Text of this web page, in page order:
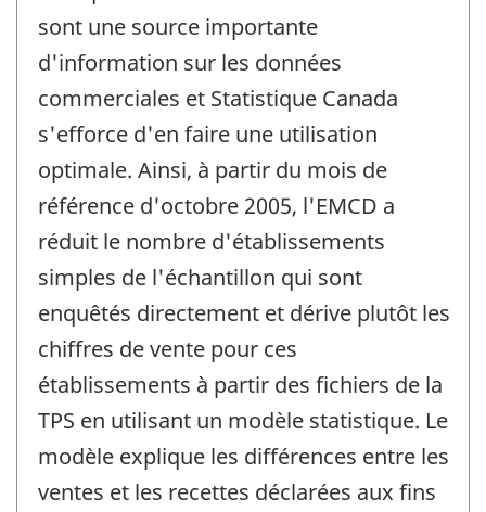
sont une source importante
d'information sur les données
commerciales et Statistique Canada
s'efforce d'en faire une utilisation
optimale. Ainsi, à partir du mois de
référence d'octobre 2005, l'EMCD a
réduit le nombre d'établissements
simples de l'échantillon qui sont
enquêtés directement et dérive plutôt les
chiffres de vente pour ces
établissements à partir des fichiers de la
TPS en utilisant un modèle statistique. Le
modèle explique les différences entre les
ventes et les recettes déclarées aux fins